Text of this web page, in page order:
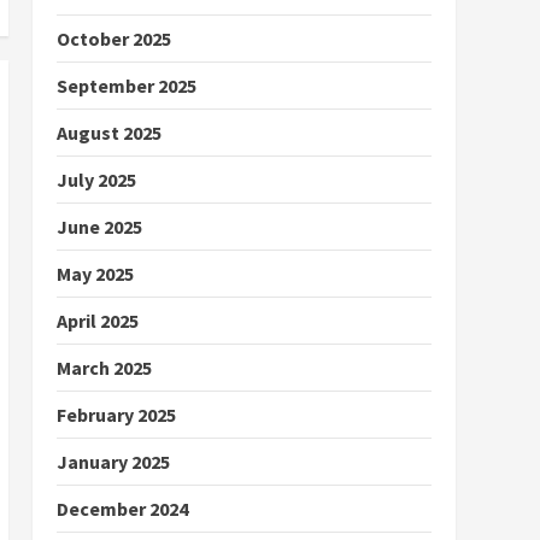
October 2025
September 2025
August 2025
July 2025
June 2025
May 2025
April 2025
March 2025
February 2025
January 2025
December 2024